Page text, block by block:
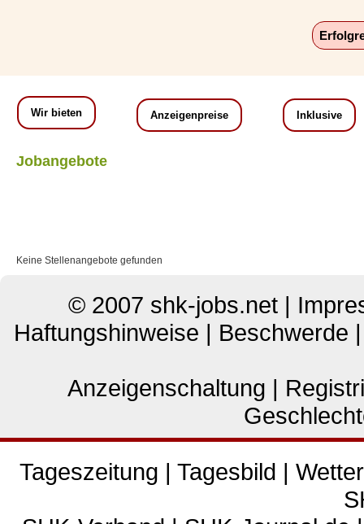
Wir bieten Anzeigenpreise Inklusive
Jobangebote
Keine Stellenangebote gefunden
© 2007 shk-jobs.net |
Haftungshinweise | Beschwerde
Anzeigenschaltung |
Tageszeitung | Tagesbild | Wetter